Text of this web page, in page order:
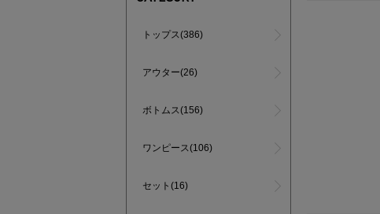
トップス(386)
アウター(26)
ボトムス(156)
ワンピース(106)
セット(16)